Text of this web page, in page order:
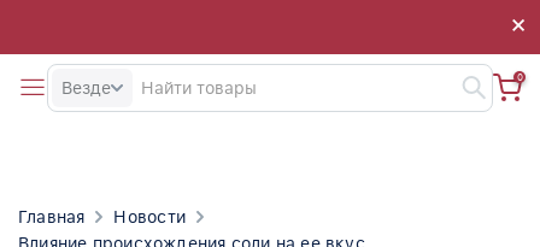
×
×
Везде
0
Главная
Новости